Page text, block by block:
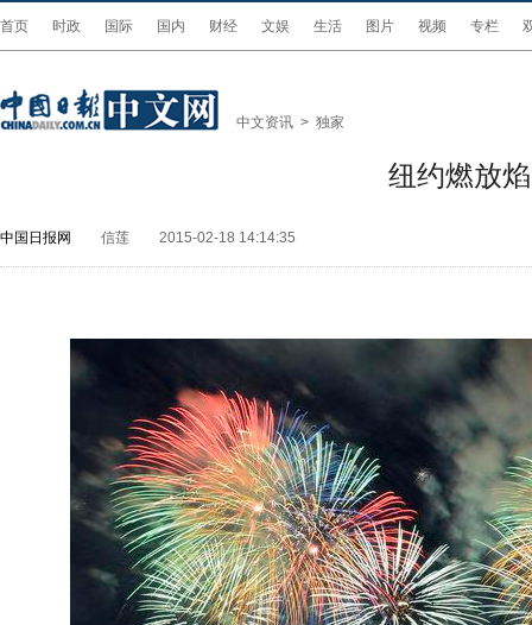
首页 时政 国际 国内 财经 文娱 生活 图片 视频 专栏
中文资讯 > 独家
纽约燃放
中国日报网 信莲 2015-02-18 14:14:35